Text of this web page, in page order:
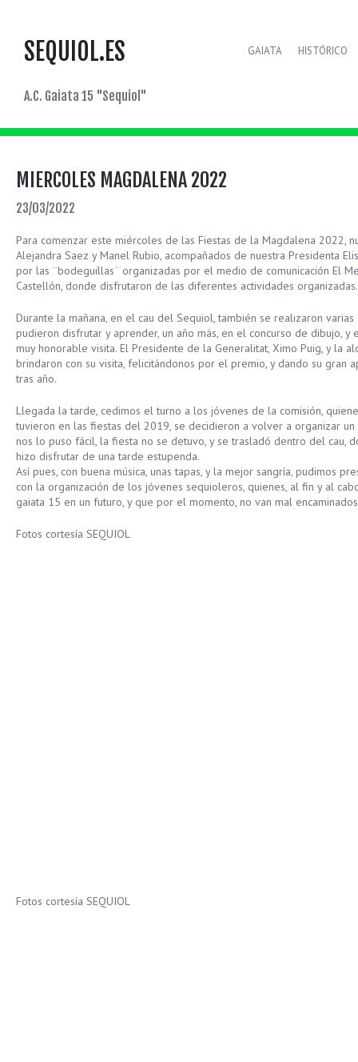
SEQUIOL.ES
A.C. Gaiata 15 "Sequiol"
GAIATA HISTÓRICO
MIERCOLES MAGDALENA 2022
23/03/2022
Para comenzar este miércoles de las Fiestas de la Magdalena 2022,
Alejandra Saez y Manel Rubio, acompañados de nuestra Presidenta
por las ¨bodeguillas¨ organizadas por el medio de comunicación El
Castellón, donde disfrutaron de las diferentes actividades organizadas.
Durante la mañana, en el cau del Sequiol, también se realizaron
pudieron disfrutar y aprender, un año más, en el concurso de dibujo,
muy honorable visita. El Presidente de la Generalitat, Ximo Puig, y la
brindaron con su visita, felicitándonos por el premio, y dando su gran
tras año.
Llegada la tarde, cedimos el turno a los jóvenes de la comisión,
tuvieron en las fiestas del 2019, se decidieron a volver a organizar
nos lo puso fácil, la fiesta no se detuvo, y se trasladó dentro del cau,
hizo disfrutar de una tarde estupenda.
Así pues, con buena música, unas tapas, y la mejor sangría, pudimos
con la organización de los jóvenes sequioleros, quienes, al fin y al
gaiata 15 en un futuro, y que por el momento, no van mal
Fotos cortesía SEQUIOL
Fotos cortesía SEQUIOL